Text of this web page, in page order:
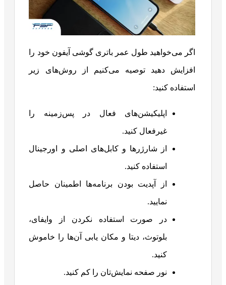
اگر می‌خواهید طول عمر باتری گوشی آیفون خود را
افزایش دهید توصیه می‌کنیم از روش‌های زیر
استفاده کنید:
اپلیکیشن‌های فعال در پس‌زمینه را
غیرفعال کنید.
از شارژرها و کابل‌های اصلی و اورجینال
استفاده کنید.
از آپدیت بودن برنامه‌ها اطمینان حاصل
نمایید.
در صورت استفاده نکردن از وایفای،
بلوتوث، دیتا و مکان یابی آن‌ها را خاموش
کنید.
نور صفحه نمایش‌تان را کم کنید.